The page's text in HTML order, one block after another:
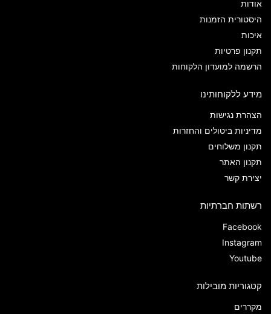
אודות
היסטורית הזמנות
איכות
תקנון פרטיות
הרשמה למועדון הלקוחות
מידע ללקוחותינו
הצהרת נגישות
מדיניות ביטולים והחזרות
תקנון משלוחים
תקנון האתר
יצירת קשר
רשתות חברתיות
Facebook
Instagram
Youtube
קטגוריות מובילות
מקררים